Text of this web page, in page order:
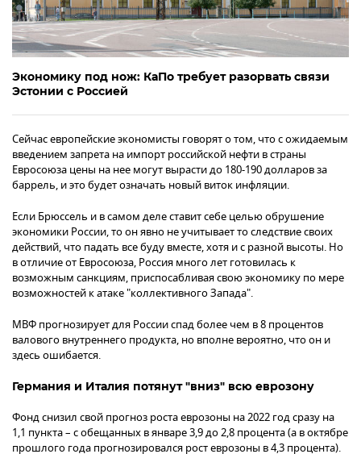
Экономику под нож: КаПо требует разорвать связи
Эстонии с Россией
Сейчас европейские экономисты говорят о том, что с ожидаемым
введением запрета на импорт российской нефти в страны
Евросоюза цены на нее могут вырасти до 180-190 долларов за
баррель, и это будет означать новый виток инфляции.
Если Брюссель и в самом деле ставит себе целью обрушение
экономики России, то он явно не учитывает то следствие своих
действий, что падать все буду вместе, хотя и с разной высоты. Но
в отличие от Евросоюза, Россия много лет готовилась к
возможным санкциям, приспосабливая свою экономику по мере
возможностей к атаке "коллективного Запада".
МВФ прогнозирует для России спад более чем в 8 процентов
валового внутреннего продукта, но вполне вероятно, что он и
здесь ошибается.
Германия и Италия потянут "вниз" всю еврозону
Фонд снизил свой прогноз роста еврозоны на 2022 год сразу на
1,1 пункта – с обещанных в январе 3,9 до 2,8 процента (а в октябре
прошлого года прогнозировался рост еврозоны в 4,3 процента).